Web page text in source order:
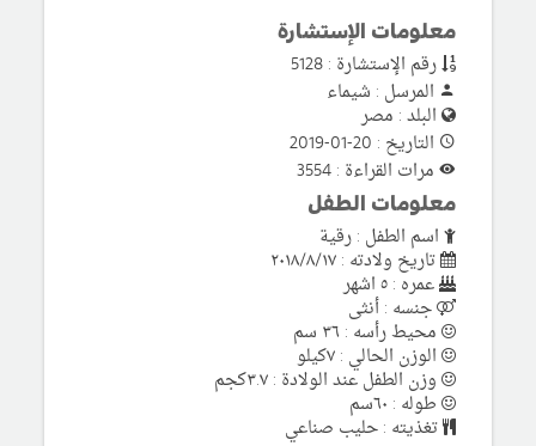
معلومات الإستشارة
رقم الإستشارة : 5128
المرسل : شيماء
البلد : مصر
التاريخ : 20-01-2019
مرات القراءة : 3554
معلومات الطفل
اسم الطفل : رقية
تاريخ ولادته : ٢٠١٨/٨/١٧
عمره : ٥ اشهر
جنسه : أنثى
محيط رأسه : ٣٦ سم
الوزن الحالي : ٧كيلو
وزن الطفل عند الولادة : ٣.٧كجم
طوله : ٦٠سم
تغذيته : حليب صناعي